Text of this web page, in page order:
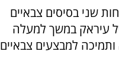
שני בסיסים צבאיים
עיראק במשך למעלה
למבצעים צבאיים